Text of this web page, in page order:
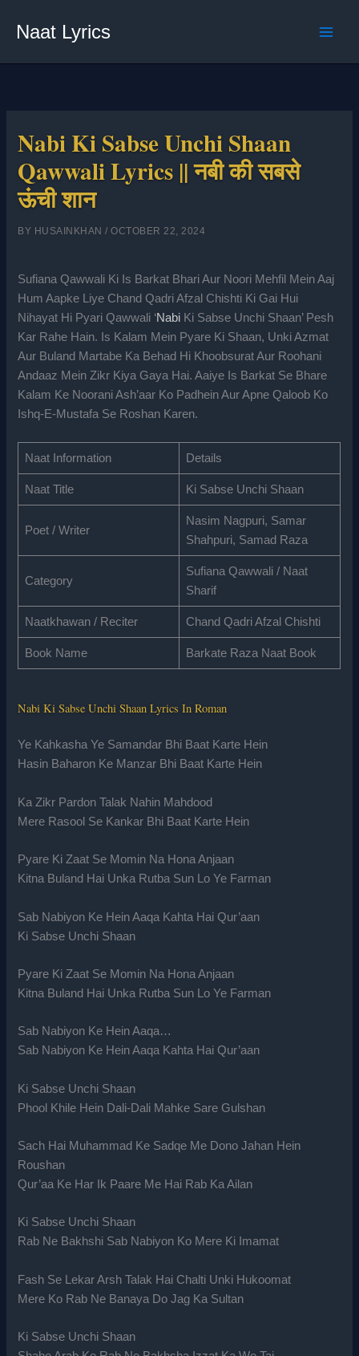
Naat Lyrics
Nabi Ki Sabse Unchi Shaan
Qawwali Lyrics || नबी की सबसे
ऊंची शान
BY HUSAINKHAN/OCTOBER 22, 2024
Sufiana Qawwali Ki Is Barkat Bhari Aur Noori Mehfil Mein Aaj
Hum Aapke Liye Chand Qadri Afzal Chishti Ki Gai Hui
Nihayat Hi Pyari Qawwali ‘Nabi Ki Sabse Unchi Shaan’ Pesh
Kar Rahe Hain. Is Kalam Mein Pyare Ki Shaan, Unki Azmat
Aur Buland Martabe Ka Behad Hi Khoobsurat Aur Roohani
Andaaz Mein Zikr Kiya Gaya Hai. Aaiye Is Barkat Se Bhare
Kalam Ke Noorani Ash’aar Ko Padhein Aur Apne Qaloob Ko
Ishq-E-Mustafa Se Roshan Karen.
Naat Information Details
Naat Title Ki Sabse Unchi Shaan
Poet / Writer
Nasim Nagpuri, Samar
Shahpuri, Samad Raza
Category
Sufiana Qawwali / Naat
Sharif
Naatkhawan / Reciter Chand Qadri Afzal Chishti
Book Name Barkate Raza Naat Book
Nabi Ki Sabse Unchi Shaan Lyrics In Roman
Ye Kahkasha Ye Samandar Bhi Baat Karte Hein
Hasin Baharon Ke Manzar Bhi Baat Karte Hein
Ka Zikr Pardon Talak Nahin Mahdood
Mere Rasool Se Kankar Bhi Baat Karte Hein
Pyare Ki Zaat Se Momin Na Hona Anjaan
Kitna Buland Hai Unka Rutba Sun Lo Ye Farman
Sab Nabiyon Ke Hein Aaqa Kahta Hai Qur’aan
Ki Sabse Unchi Shaan
Pyare Ki Zaat Se Momin Na Hona Anjaan
Kitna Buland Hai Unka Rutba Sun Lo Ye Farman
Sab Nabiyon Ke Hein Aaqa…
Sab Nabiyon Ke Hein Aaqa Kahta Hai Qur’aan
Ki Sabse Unchi Shaan
Phool Khile Hein Dali-Dali Mahke Sare Gulshan
Sach Hai Muhammad Ke Sadqe Me Dono Jahan Hein
Roushan
Qur’aa Ke Har Ik Paare Me Hai Rab Ka Ailan
Ki Sabse Unchi Shaan
Rab Ne Bakhshi Sab Nabiyon Ko Mere Ki Imamat
Fash Se Lekar Arsh Talak Hai Chalti Unki Hukoomat
Mere Ko Rab Ne Banaya Do Jag Ka Sultan
Ki Sabse Unchi Shaan